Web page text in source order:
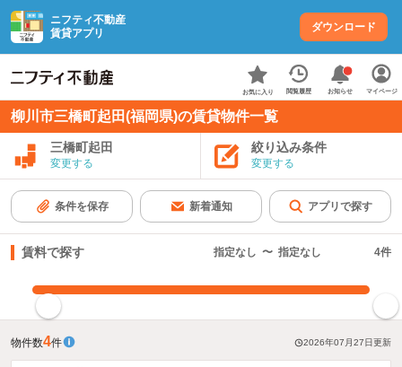
ニフティ不動産
賃貸アプリ
ダウンロード
お気に入り 閲覧履歴 お知らせ マイページ
柳川市三橋町起田(福岡県)の賃貸物件一覧
三橋町起田
変更する
絞り込み条件
変更する
条件を保存 新着通知 アプリで探す
賃料で探す 指定なし 〜 指定なし 4件
物件数4件 2026年07月27日更新